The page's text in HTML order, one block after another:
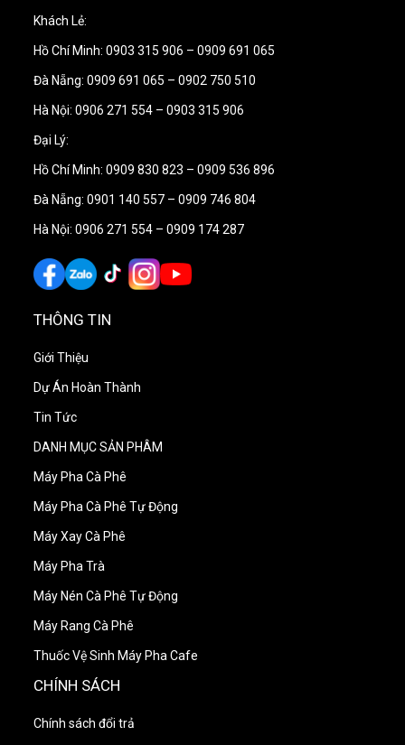
Cân nặng : 3.9kg
Bảo hành: 1 năm
Khu vực bán hàng: Toàn quốc
Khách Lẻ:
Hồ Chí Minh: 0903 315 906 – 0909 691 065
Đà Nẵng: 0909 691 065 – 0902 750 510
Hà Nội: 0906 271 554 – 0903 315 906
Đại Lý:
Hồ Chí Minh: 0909 830 823 – 0909 536 896
Đà Nẵng: 0901 140 557 – 0909 746 804
Hà Nội: 0906 271 554 – 0909 174 287
THÔNG TIN
Giới Thiệu
Dự Án Hoàn Thành
Tin Tức
DANH MỤC SẢN PHÂM
Máy Pha Cà Phê
Máy Pha Cà Phê Tự Động
Máy Xay Cà Phê
Máy Pha Trà
Máy Nén Cà Phê Tự Động
Máy Rang Cà Phê
Thuốc Vệ Sinh Máy Pha Cafe
CHÍNH SÁCH
Chính sách đổi trả